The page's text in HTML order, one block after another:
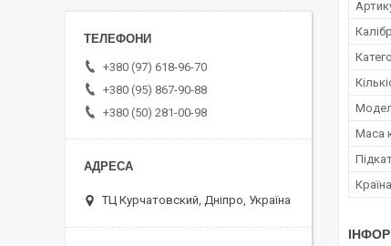
Маса
+380 (97) 618-96-70
+380 (95) 867-90-88
+380 (50) 281-00-98
ТЦ Курчатовский, Дніпро, Україна